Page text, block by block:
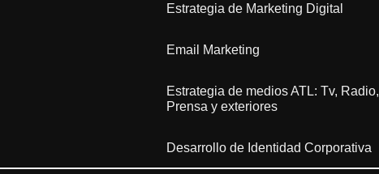
Estrategia de Marketing Digital
Email Marketing
Estrategia de medios ATL: Tv, Radio,
Prensa y exteriores
Desarrollo de Identidad Corporativa